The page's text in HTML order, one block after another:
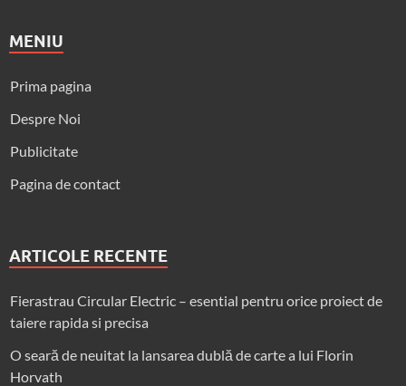
MENIU
Prima pagina
Despre Noi
Publicitate
Pagina de contact
ARTICOLE RECENTE
Fierastrau Circular Electric – esential pentru orice proiect de
taiere rapida si precisa
O seară de neuitat la lansarea dublă de carte a lui Florin
Horvath